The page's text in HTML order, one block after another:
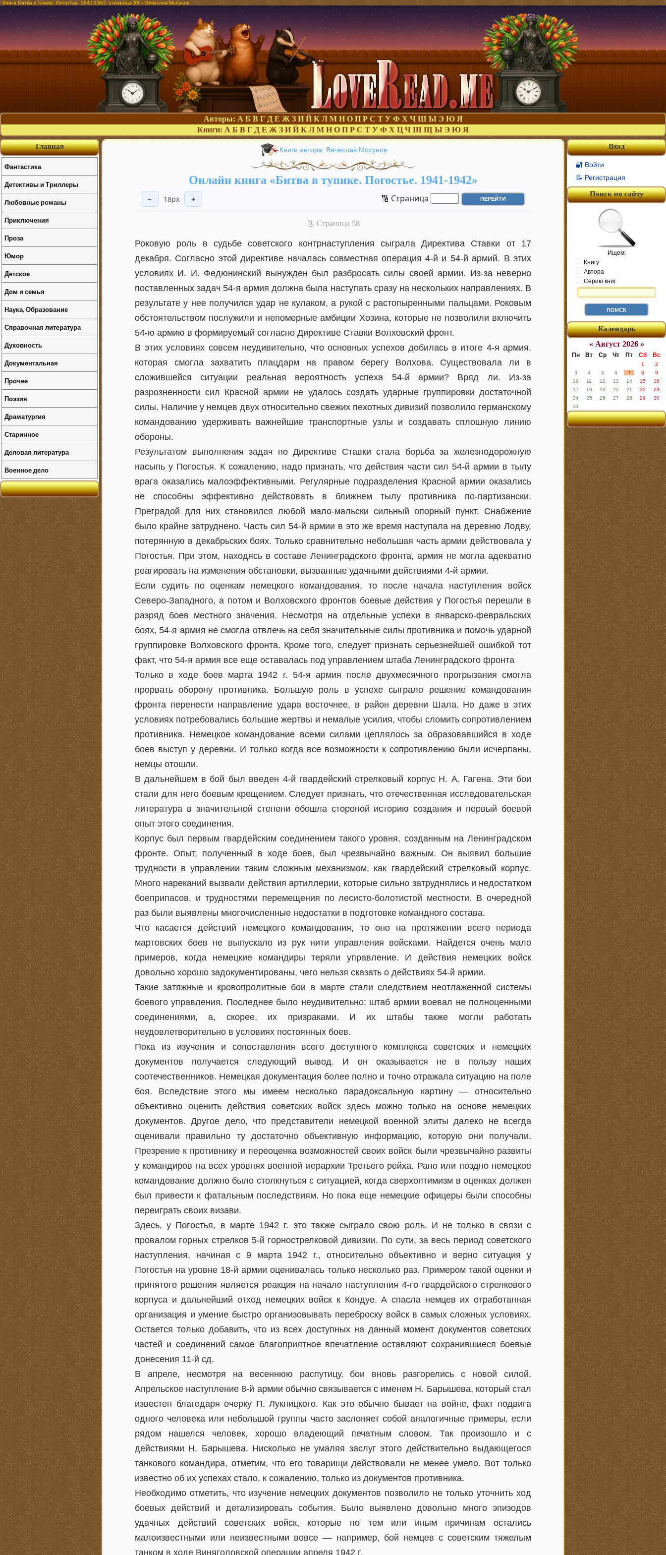
Книга Битва в тупике. Погостье. 1941-1942, страница 58 – Вячеслав Мосунов
Авторы: А Б В Г Д Е Ж З И Й К Л М Н О П Р С Т У Ф Х Ч Ш Ы Э Ю Я
Книги: А Б В Г Д Е Ж З И Й К Л М Н О П Р С Т У Ф Х Ц Ч Ш Щ Ы Э Ю Я
Книги автора: Вячеслав Мосунов
Онлайн книга «Битва в тупике. Погостье. 1941-1942»
− 18px + 🔢 Страница
📃 Cтраница 58
Роковую роль в судьбе советского контрнаступления сыграла Директива Ставки от 17
декабря. Согласно этой директиве началась совместная операция 4-й и 54-й армий. В этих
условиях И. И. Федюнинский вынужден был разбросать силы своей армии. Из-за неверно
поставленных задач 54-я армия должна была наступать сразу на нескольких направлениях. В
результате у нее получился удар не кулаком, а рукой с растопыренными пальцами. Роковым
обстоятельством послужили и непомерные амбиции Хозина, которые не позволили включить
54-ю армию в формируемый согласно Директиве Ставки Волховский фронт.
В этих условиях совсем неудивительно, что основных успехов добилась в итоге 4-я армия,
которая смогла захватить плацдарм на правом берегу Волхова. Существовала ли в
сложившейся ситуации реальная вероятность успеха 54-й армии? Вряд ли. Из-за
разрозненности сил Красной армии не удалось создать ударные группировки достаточной
силы. Наличие у немцев двух относительно свежих пехотных дивизий позволило германскому
командованию удерживать важнейшие транспортные узлы и создавать сплошную линию
обороны.
Результатом выполнения задач по Директиве Ставки стала борьба за железнодорожную
насыпь у Погостья. К сожалению, надо признать, что действия части сил 54-й армии в тылу
врага оказались малоэффективными. Регулярные подразделения Красной армии оказались
не способны эффективно действовать в ближнем тылу противника по-партизански.
Преградой для них становился любой мало-мальски сильный опорный пункт. Снабжение
было крайне затруднено. Часть сил 54-й армии в это же время наступала на деревню Лодву,
потерянную в декабрьских боях. Только сравнительно небольшая часть армии действовала у
Погостья. При этом, находясь в составе Ленинградского фронта, армия не могла адекватно
реагировать на изменения обстановки, вызванные удачными действиями 4-й армии.
Если судить по оценкам немецкого командования, то после начала наступления войск
Северо-Западного, а потом и Волховского фронтов боевые действия у Погостья перешли в
разряд боев местного значения. Несмотря на отдельные успехи в январско-февральских
боях, 54-я армия не смогла отвлечь на себя значительные силы противника и помочь ударной
группировке Волховского фронта. Кроме того, следует признать серьезнейшей ошибкой тот
факт, что 54-я армия все еще оставалась под управлением штаба Ленинградского фронта
Только в ходе боев марта 1942 г. 54-я армия после двухмесячного прогрызания смогла
прорвать оборону противника. Большую роль в успехе сыграло решение командования
фронта перенести направление удара восточнее, в район деревни Шала. Но даже в этих
условиях потребовались большие жертвы и немалые усилия, чтобы сломить сопротивлением
противника. Немецкое командование всеми силами цеплялось за образовавшийся в ходе
боев выступ у деревни. И только когда все возможности к сопротивлению были исчерпаны,
немцы отошли.
В дальнейшем в бой был введен 4-й гвардейский стрелковый корпус Н. А. Гагена. Эти бои
стали для него боевым крещением. Следует признать, что отечественная исследовательская
литература в значительной степени обошла стороной историю создания и первый боевой
опыт этого соединения.
Корпус был первым гвардейским соединением такого уровня, созданным на Ленинградском
фронте. Опыт, полученный в ходе боев, был чрезвычайно важным. Он выявил большие
трудности в управлении таким сложным механизмом, как гвардейский стрелковый корпус.
Много нареканий вызвали действия артиллерии, которые сильно затруднялись и недостатком
боеприпасов, и трудностями перемещения по лесисто-болотистой местности. В очередной
раз были выявлены многочисленные недостатки в подготовке командного состава.
Что касается действий немецкого командования, то оно на протяжении всего периода
мартовских боев не выпускало из рук нити управления войсками. Найдется очень мало
примеров, когда немецкие командиры теряли управление. И действия немецких войск
довольно хорошо задокументированы, чего нельзя сказать о действиях 54-й армии.
Такие затяжные и кровопролитные бои в марте стали следствием неотлаженной системы
боевого управления. Последнее было неудивительно: штаб армии воевал не полноценными
соединениями, а, скорее, их призраками. И их штабы также могли работать
неудовлетворительно в условиях постоянных боев.
Пока из изучения и сопоставления всего доступного комплекса советских и немецких
документов получается следующий вывод. И он оказывается не в пользу наших
соотечественников. Немецкая документация более полно и точно отражала ситуацию на поле
боя. Вследствие этого мы имеем несколько парадоксальную картину — относительно
объективно оценить действия советских войск здесь можно только на основе немецких
документов. Другое дело, что представители немецкой военной элиты далеко не всегда
оценивали правильно ту достаточно объективную информацию, которую они получали.
Презрение к противнику и переоценка возможностей своих войск были чрезвычайно развиты
у командиров на всех уровнях военной иерархии Третьего рейха. Рано или поздно немецкое
командование должно было столкнуться с ситуацией, когда сверхоптимизм в оценках должен
был привести к фатальным последствиям. Но пока еще немецкие офицеры были способны
переиграть своих визави.
Здесь, у Погостья, в марте 1942 г. это также сыграло свою роль. И не только в связи с
провалом горных стрелков 5-й горнострелковой дивизии. По сути, за весь период советского
наступления, начиная с 9 марта 1942 г., относительно объективно и верно ситуация у
Погостья на уровне 18-й армии оценивалась только несколько раз. Примером такой оценки и
принятого решения является реакция на начало наступления 4-го гвардейского стрелкового
корпуса и дальнейший отход немецких войск к Кондуе. А спасла немцев их отработанная
организация и умение быстро организовывать переброску войск в самых сложных условиях.
Остается только добавить, что из всех доступных на данный момент документов советских
частей и соединений самое благоприятное впечатление оставляют сохранившиеся боевые
донесения 11-й сд.
В апреле, несмотря на весеннюю распутицу, бои вновь разгорелись с новой силой.
Апрельское наступление 8-й армии обычно связывается с именем Н. Барышева, который стал
известен благодаря очерку П. Лукницкого. Как это обычно бывает на войне, факт подвига
одного человека или небольшой группы часто заслоняет собой аналогичные примеры, если
рядом нашелся человек, хорошо владеющий печатным словом. Так произошло и с
действиями Н. Барышева. Нисколько не умаляя заслуг этого действительно выдающегося
танкового командира, отметим, что его товарищи действовали не менее умело. Вот только
известно об их успехах стало, к сожалению, только из документов противника.
Необходимо отметить, что изучение немецких документов позволило не только уточнить ход
боевых действий и детализировать события. Было выявлено довольно много эпизодов
удачных действий советских войск, которые по тем или иным причинам остались
малоизвестными или неизвестными вовсе — например, бой немцев с советским тяжелым
танком в ходе Виняголовской операции апреля 1942 г.
Вход
🔐 Войти
📝 Регистрация
Поиск по сайту
Ищем:
Книгу
Автора
Серию книг
Календарь
« Август 2026 »
Пн Вт Ср Чт Пт Сб Вс
1
2
3
4 5 6 7 8
9
10
11 12 13 14 15
16
17
18 19 20 21 22
23
24
25 26 27 28 29
30
31
Главная
Фантастика
Детективы и Триллеры
Любовные романы
Приключения
Проза
Юмор
Детское
Дом и семья
Наука, Образование
Справочная литература
Духовность
Документальная
Прочее
Поэзия
Драматургия
Старинное
Деловая литература
Военное дело